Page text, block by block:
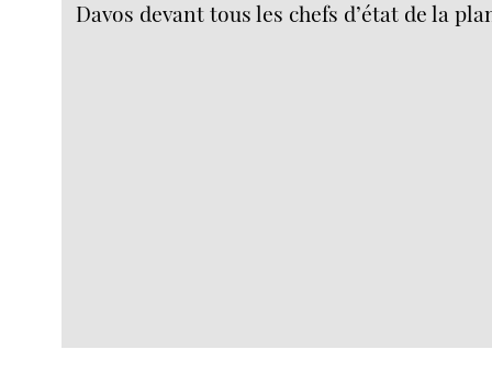
Davos devant tous les chefs d’état de la